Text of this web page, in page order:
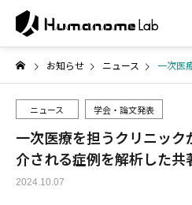
お知らせ ニュース 一次医療を担うク
ニュース 学会・論文発表
一次医療を担うクリニッ
介される症例を解析した
2024.10.07